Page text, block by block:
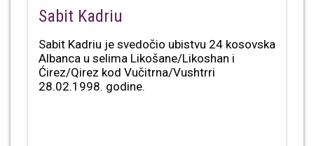
Sabit Kadriu
Sabit Kadriu je svedočio ubistvu 24 kosovska
Albanca u selima Likošane/Likoshan i
Ćirez/Qirez kod Vučitrna/Vushtrri
28.02.1998. godine.